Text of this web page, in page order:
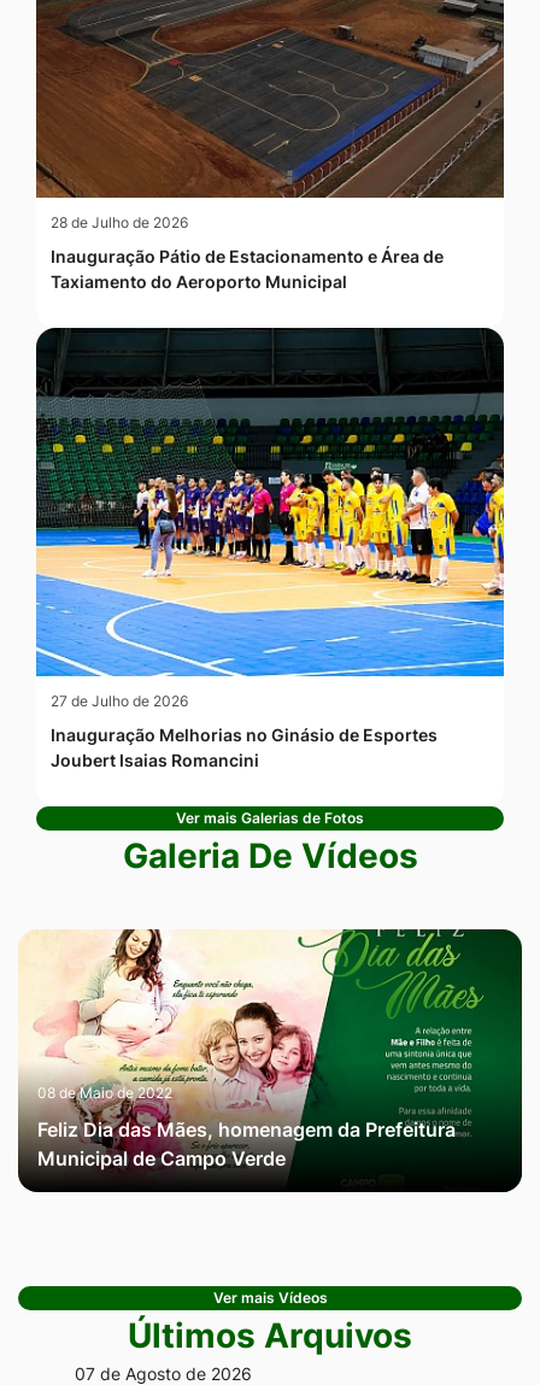
28 de Julho de 2026
Inauguração Pátio de Estacionamento e Área de
Taxiamento do Aeroporto Municipal
27 de Julho de 2026
Inauguração Melhorias no Ginásio de Esportes
Joubert Isaias Romancini
Ver mais Galerias de Fotos
Galeria De Vídeos
08 de Maio de 2022
Feliz Dia das Mães, homenagem da Prefeitura
Municipal de Campo Verde
Ver mais Vídeos
Últimos Arquivos
07 de Agosto de 2026